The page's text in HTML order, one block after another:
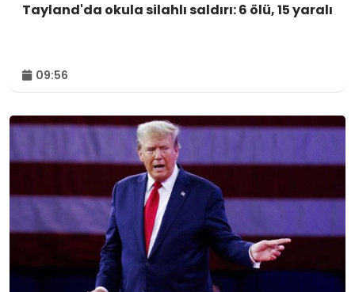
Tayland'da okula silahlı saldırı: 6 ölü, 15 yaralı
09:56